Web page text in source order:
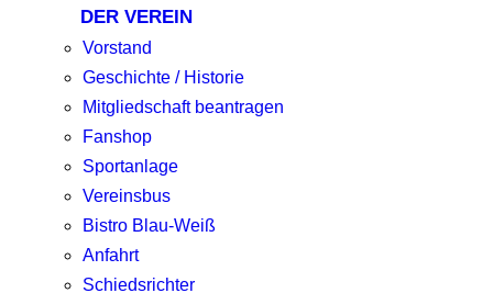
DER VEREIN
Vorstand
Geschichte / Historie
Mitgliedschaft beantragen
Fanshop
Sportanlage
Vereinsbus
Bistro Blau-Weiß
Anfahrt
Schiedsrichter